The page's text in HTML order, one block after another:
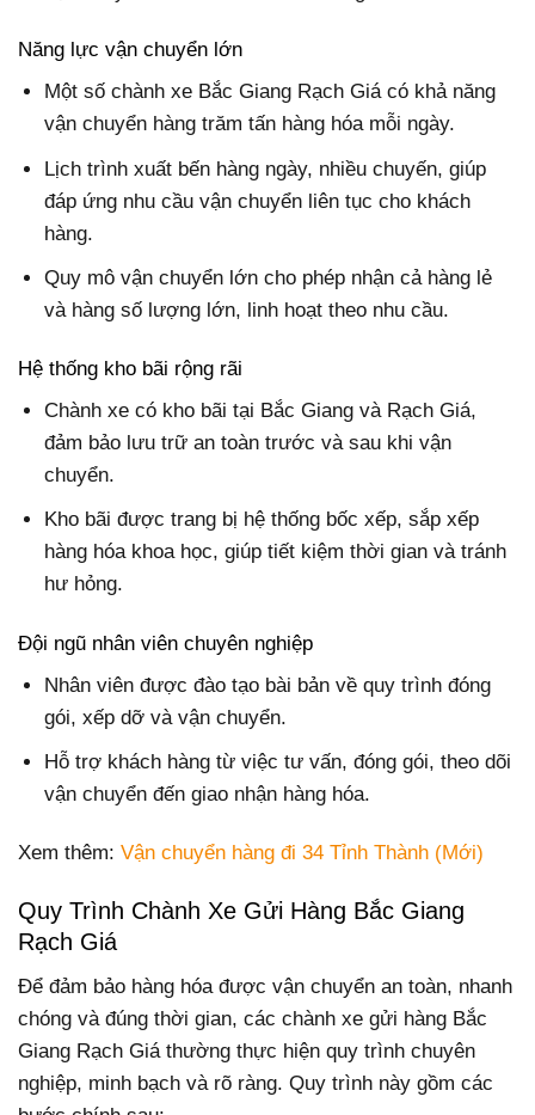
Năng lực vận chuyển lớn
Một số chành xe Bắc Giang Rạch Giá có khả năng
vận chuyển hàng trăm tấn hàng hóa mỗi ngày.
Lịch trình xuất bến hàng ngày, nhiều chuyến, giúp
đáp ứng nhu cầu vận chuyển liên tục cho khách
hàng.
Quy mô vận chuyển lớn cho phép nhận cả hàng lẻ
và hàng số lượng lớn, linh hoạt theo nhu cầu.
Hệ thống kho bãi rộng rãi
Chành xe có kho bãi tại Bắc Giang và Rạch Giá,
đảm bảo lưu trữ an toàn trước và sau khi vận
chuyển.
Kho bãi được trang bị hệ thống bốc xếp, sắp xếp
hàng hóa khoa học, giúp tiết kiệm thời gian và tránh
hư hỏng.
Đội ngũ nhân viên chuyên nghiệp
Nhân viên được đào tạo bài bản về quy trình đóng
gói, xếp dỡ và vận chuyển.
Hỗ trợ khách hàng từ việc tư vấn, đóng gói, theo dõi
vận chuyển đến giao nhận hàng hóa.
Xem thêm: Vận chuyển hàng đi 34 Tỉnh Thành (Mới)
Quy Trình Chành Xe Gửi Hàng Bắc Giang
Rạch Giá
Để đảm bảo hàng hóa được vận chuyển an toàn, nhanh
chóng và đúng thời gian, các chành xe gửi hàng Bắc
Giang Rạch Giá thường thực hiện quy trình chuyên
nghiệp, minh bạch và rõ ràng. Quy trình này gồm các